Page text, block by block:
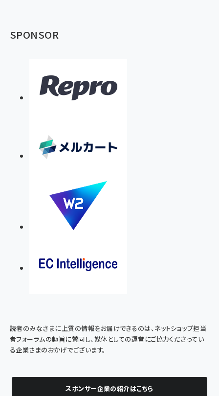
SPONSOR
読者のみなさまに上質の情報をお届けできるのは、ネットショップ担当
者フォーラムの趣旨に賛同し、媒体としての運営にご協力くださってい
る企業さまのおかげでございます。
スポンサー企業の紹介はこちら